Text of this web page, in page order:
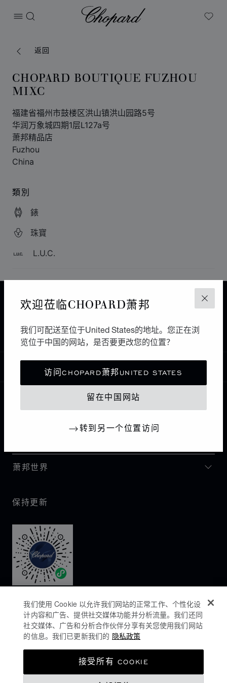
关闭
欢迎莅临CHOPARD萧邦
我们可配送至位于United States的地址。您正在浏
览位于中国的网站，是否要更改您的位置？
访问CHOPARD萧邦UNITED STATES
留在中国网站
转到另一个位置访问
打开菜单
搜索
Chopard
My
返回
CHOPARD BOUTIQUE FUZHOU
MIXC
福建省福州市鼓楼区洪山镇洪山园路5号
华润万象城四期1层L127a号
萧邦精品店
Fuzhou
China
類別
錶
珠寶
L.U.C.
主页 查找精品店 亚洲 大洋洲
CHOPARD BOUTIQUE FUZHOU MIXC
中国
本地化（更改国家/地区）
更改国家/地区
联系我们
萧邦世界
保持更新
COOKIES政策
我们使用 Cookie 以允许我们网站的正常工作、个性化设
计内容和广告、提供社交媒体功能并分析流量。我们还同
社交媒体、广告和分析合作伙伴分享有关您使用我们网站
的信息。我们已更新我们的 隐私政策
接受所有 COOKIE